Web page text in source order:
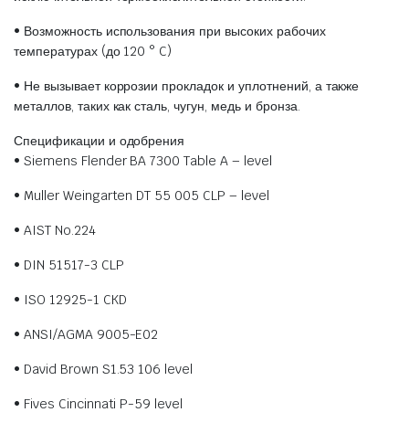
• Возможность использования при высоких рабочих
температурах (до 120 ° C)
• Не вызывает коррозии прокладок и уплотнений, а также
металлов, таких как сталь, чугун, медь и бронза.
Спецификации и одобрения
• Siemens Flender BA 7300 Table A – level
• Muller Weingarten DT 55 005 CLP – level
• AIST No.224
• DIN 51517-3 CLP
• ISO 12925-1 CKD
• ANSI/AGMA 9005-E02
• David Brown S1.53 106 level
• Fives Cincinnati P-59 level